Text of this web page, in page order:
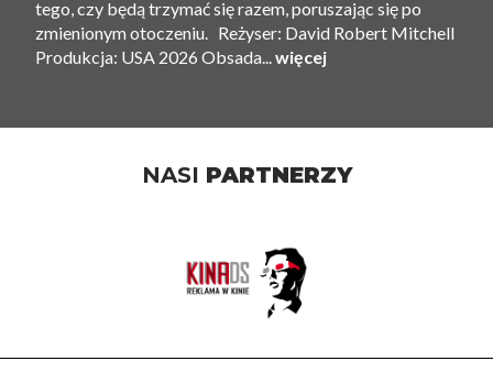
tego, czy będą trzymać się razem, poruszając się po
zmienionym otoczeniu. Reżyser: David Robert Mitchell
Produkcja: USA 2026 Obsada... więcej
NASI PARTNERZY